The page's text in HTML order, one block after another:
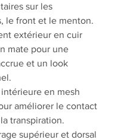
sur les
le front et le menton.
extérieur en cuir
mate pour une
et un look
en mesh
améliorer le contact
transpiration.
supérieur et dorsal